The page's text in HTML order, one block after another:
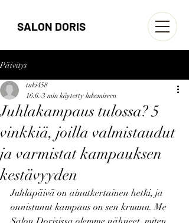
SALON DORIS
Päivitys
Juhlakampaus tulossa? 5
vinkkiä, joilla valmistaudut
ja varmistat kampauksen
kestävyyden
tuki458
16.6. 3 min käytetty lukemiseen
Juhlapäivä on ainutkertainen hetki, ja
onnistunut kampaus on sen kruunu. Me